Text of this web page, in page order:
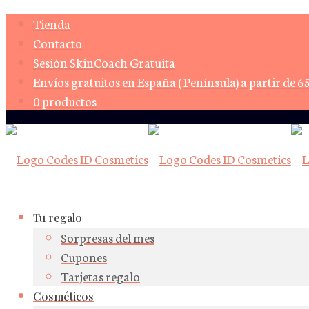
Tienda
Contacto
Sesión SkinCoach Gratuita
Envíos gratuitos en España ( Península) a partir de
0 productos
Tu regalo
Sorpresas del mes
Cupones
Tarjetas regalo
Cosméticos